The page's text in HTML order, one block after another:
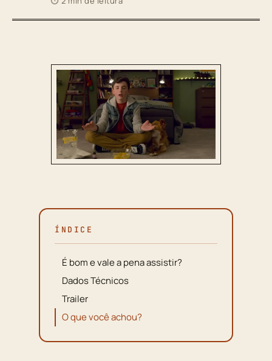
ÍNDICE
É bom e vale a pena assistir?
Dados Técnicos
Trailer
O que você achou?